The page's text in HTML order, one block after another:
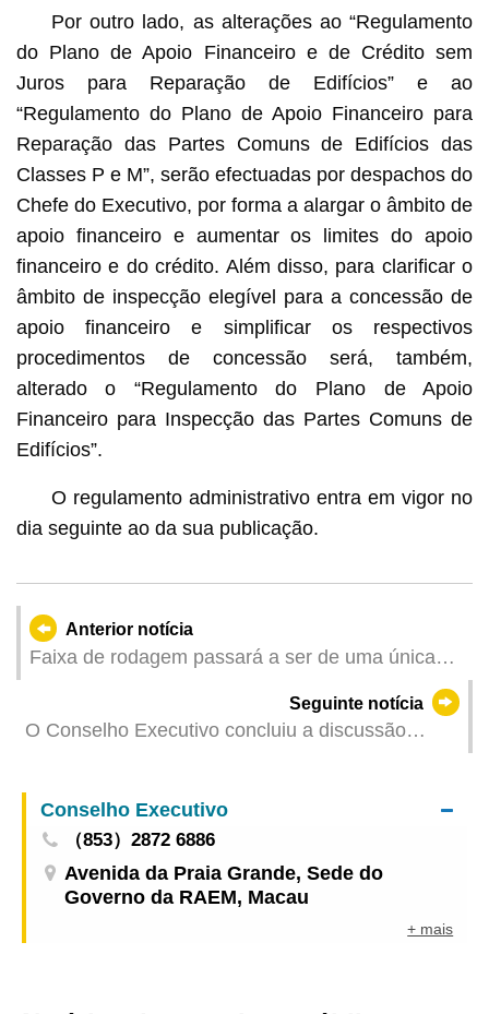
Por outro lado, as alterações ao “Regulamento
do Plano de Apoio Financeiro e de Crédito sem
Juros para Reparação de Edifícios” e ao
“Regulamento do Plano de Apoio Financeiro para
Reparação das Partes Comuns de Edifícios das
Classes P e M”, serão efectuadas por despachos do
Chefe do Executivo, por forma a alargar o âmbito de
apoio financeiro e aumentar os limites do apoio
financeiro e do crédito. Além disso, para clarificar o
âmbito de inspecção elegível para a concessão de
apoio financeiro e simplificar os respectivos
procedimentos de concessão será, também,
alterado o “Regulamento do Plano de Apoio
Financeiro para Inspecção das Partes Comuns de
Edifícios”.
O regulamento administrativo entra em vigor no
dia seguinte ao da sua publicação.
Anterior notícia
Faixa de rodagem passará a ser de uma única
via numa parte do troço da Avenida do Almirante
Lacerda, durante o período entre 17 e 27 de
Junho, em articulação com os trabalhos de
Seguinte notícia
O Conselho Executivo concluiu a discussão
de arrendamento e cedência dos espaços
comerciais em edifícios de habitação social”
Conselho Executivo
（853）2872 6886
Avenida da Praia Grande, Sede do
Governo da RAEM, Macau
+ mais